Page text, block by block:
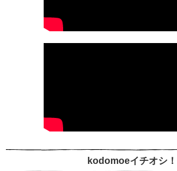
kodomoeイチオシ！